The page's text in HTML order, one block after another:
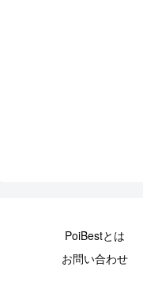
PoiBestとは
お問い合わせ